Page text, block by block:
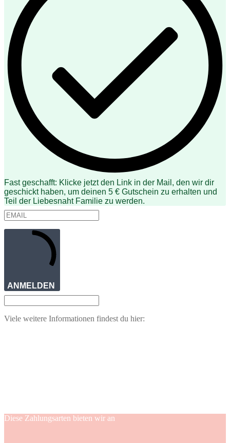
Fast geschafft: Klicke jetzt den Link in der Mail, den wir dir
geschickt haben, um deinen 5 € Gutschein zu erhalten und
Teil der Liebesnaht Familie zu werden.
ANMELDEN
Viele weitere Informationen findest du hier:
Diese Zahlungsarten bieten wir an